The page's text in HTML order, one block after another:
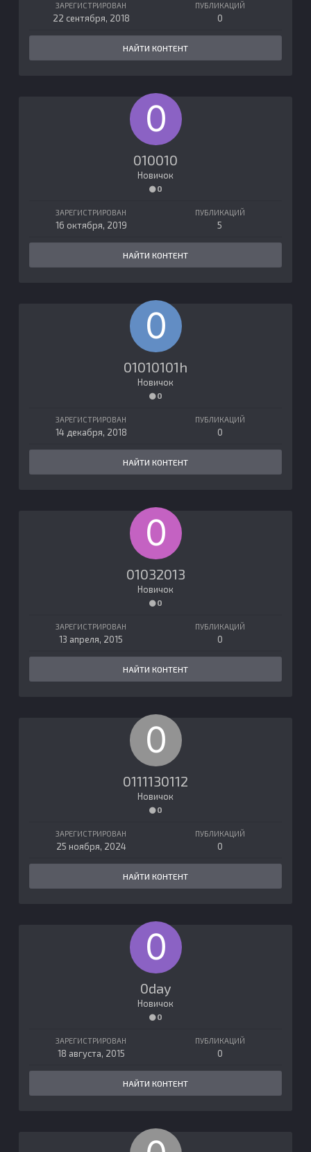
ЗАРЕГИСТРИРОВАН
22 сентября, 2018
ПУБЛИКАЦИЙ
0
НАЙТИ КОНТЕНТ
010010
Новичок
0
ЗАРЕГИСТРИРОВАН
16 октября, 2019
ПУБЛИКАЦИЙ
5
НАЙТИ КОНТЕНТ
01010101h
Новичок
0
ЗАРЕГИСТРИРОВАН
14 декабря, 2018
ПУБЛИКАЦИЙ
0
НАЙТИ КОНТЕНТ
01032013
Новичок
0
ЗАРЕГИСТРИРОВАН
13 апреля, 2015
ПУБЛИКАЦИЙ
0
НАЙТИ КОНТЕНТ
0111130112
Новичок
0
ЗАРЕГИСТРИРОВАН
25 ноября, 2024
ПУБЛИКАЦИЙ
0
НАЙТИ КОНТЕНТ
0day
Новичок
0
ЗАРЕГИСТРИРОВАН
18 августа, 2015
ПУБЛИКАЦИЙ
0
НАЙТИ КОНТЕНТ